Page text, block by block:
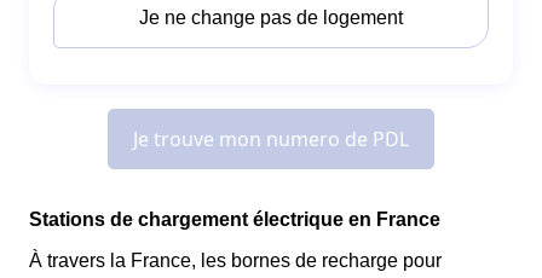
Stations de chargement électrique en France
À travers la France, les bornes de recharge pour